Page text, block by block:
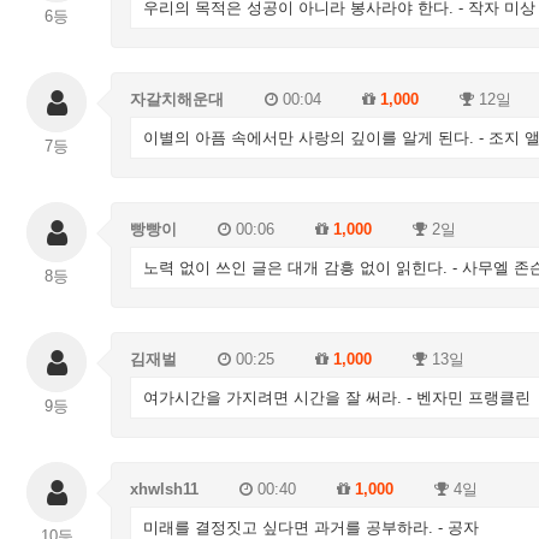
6등 우리의 목적은 성공이 아니라 봉사라야 한다. - 작자 미상
7등
자갈치해운대 00:04 1,000 12일
이별의 아픔 속에서만 사랑의 깊이를 알게 된다. - 조지
8등
빵빵이 00:06 1,000 2일
노력 없이 쓰인 글은 대개 감흥 없이 읽힌다. - 사무엘 존
9등
김재벌 00:25 1,000 13일
여가시간을 가지려면 시간을 잘 써라. - 벤자민 프랭클린
xhwlsh11 00:40 1,000 4일
미래를 결정짓고 싶다면 과거를 공부하라. - 공자